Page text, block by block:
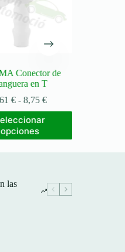
Conector de
en T
€ - 8,75€Rango
de
1,61 €
opciones
Este
producto
tiene
las